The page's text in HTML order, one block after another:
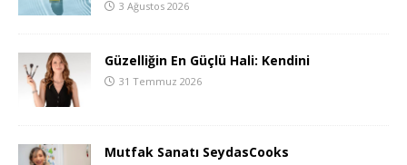
3 Ağustos 2026
Güzelliğin En Güçlü Hali: Kendini
31 Temmuz 2026
Mutfak Sanatı SeydasCooks